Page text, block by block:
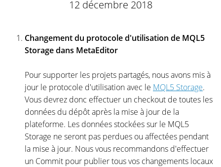
12 décembre 2018
Changement du protocole d'utilisation de MQL5
Storage dans MetaEditor
Pour supporter les projets partagés, nous avons mis à
jour le protocole d'utilisation avec le MQL5 Storage.
Vous devrez donc effectuer un checkout de toutes les
données du dépôt après la mise à jour de la
plateforme. Les données stockées sur le MQL5
Storage ne seront pas perdues ou affectées pendant
la mise à jour. Nous vous recommandons d'effectuer
un Commit pour publier tous vos changements locaux